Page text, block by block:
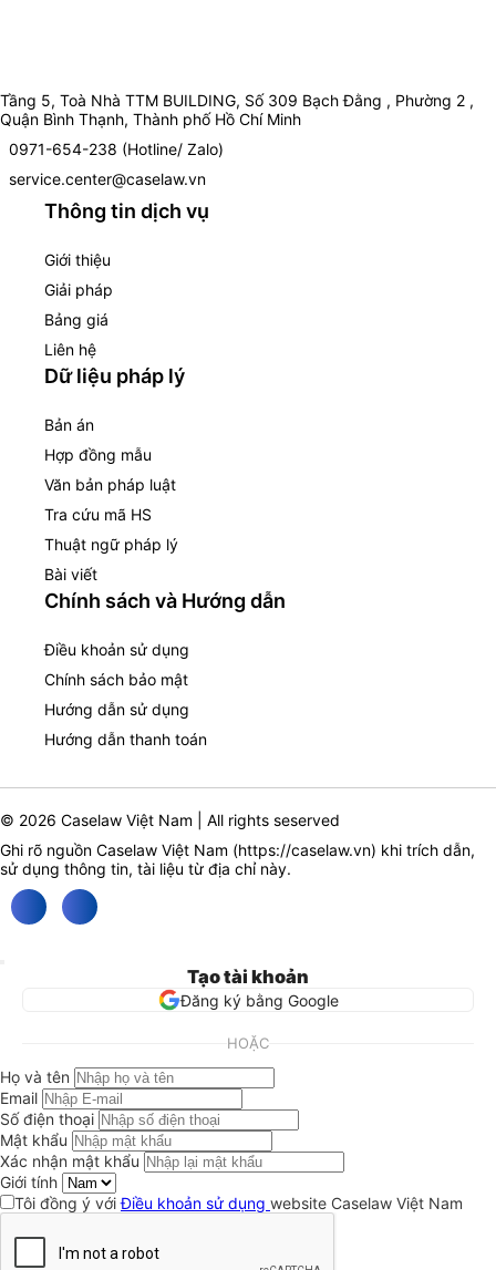
Tầng 5, Toà Nhà TTM BUILDING, Số 309 Bạch Đằng , Phường 2 ,
Quận Bình Thạnh, Thành phố Hồ Chí Minh
0971-654-238 (Hotline/ Zalo)
service.center@caselaw.vn
Thông tin dịch vụ
Giới thiệu
Giải pháp
Bảng giá
Liên hệ
Dữ liệu pháp lý
Bản án
Hợp đồng mẫu
Văn bản pháp luật
Tra cứu mã HS
Thuật ngữ pháp lý
Bài viết
Chính sách và Hướng dẫn
Điều khoản sử dụng
Chính sách bảo mật
Hướng dẫn sử dụng
Hướng dẫn thanh toán
© 2026 Caselaw Việt Nam | All rights seserved
Ghi rõ nguồn Caselaw Việt Nam (https://caselaw.vn) khi trích dẫn,
sử dụng thông tin, tài liệu từ địa chỉ này.
Tạo tài khoản
Đăng ký bằng Google
HOẶC
Họ và tên
Email
Số điện thoại
Mật khẩu
Xác nhận mật khẩu
Giới tính
Tôi đồng ý vớiĐiều khoản sử dụng website Caselaw Việt Nam